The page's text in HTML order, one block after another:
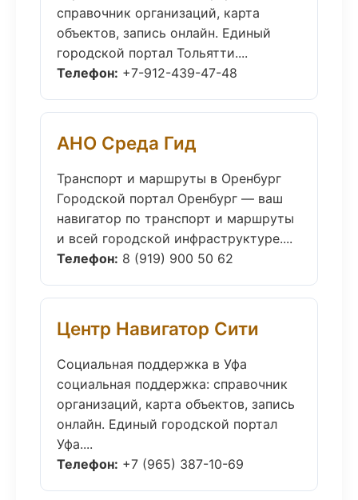
справочник организаций, карта
объектов, запись онлайн. Единый
городской портал Тольятти....
Телефон: +7-912-439-47-48
АНО Среда Гид
Транспорт и маршруты в Оренбург
Городской портал Оренбург — ваш
навигатор по транспорт и маршруты
и всей городской инфраструктуре....
Телефон: 8 (919) 900 50 62
Центр Навигатор Сити
Социальная поддержка в Уфа
социальная поддержка: справочник
организаций, карта объектов, запись
онлайн. Единый городской портал
Уфа....
Телефон: +7 (965) 387-10-69